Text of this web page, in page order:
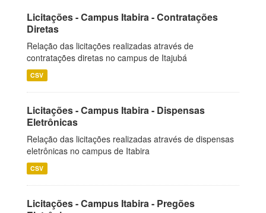
Licitações - Campus Itabira - Contratações
Diretas
Relação das licitações realizadas através de
contratações diretas no campus de Itajubá
CSV
Licitações - Campus Itabira - Dispensas
Eletrônicas
Relação das licitações realizadas através de dispensas
eletrônicas no campus de Itabira
CSV
Licitações - Campus Itabira - Pregões